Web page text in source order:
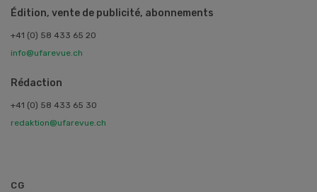
Édition, vente de publicité, abonnements
+41 (0) 58 433 65 20
info@ufarevue.ch
Rédaction
+41 (0) 58 433 65 30
redaktion@ufarevue.ch
CG